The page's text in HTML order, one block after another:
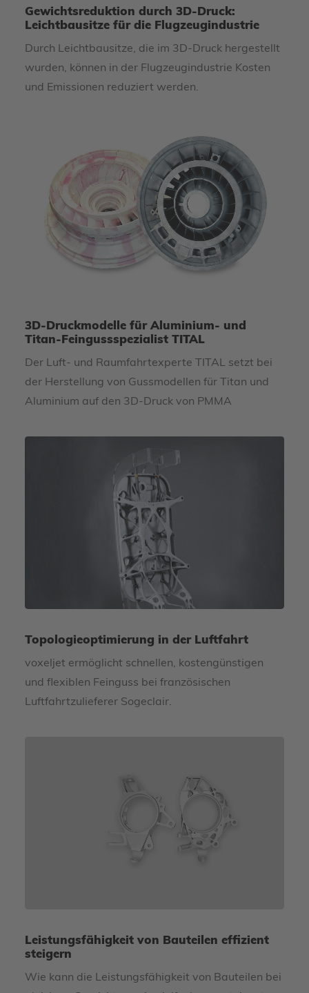
Gewichtsreduktion durch 3D-Druck:
Leichtbausitze für die Flugzeugindustrie
Durch Leichtbausitze, die im 3D-Druck hergestellt
wurden, können in der Flugzeugindustrie Kosten
und Emissionen reduziert werden.
3D-Druckmodelle für Aluminium- und
Titan-Feingussspezialist TITAL
Der Luft- und Raumfahrtexperte TITAL setzt bei
der Herstellung von Gussmodellen für Titan und
Aluminium auf den 3D-Druck von PMMA
Topologieoptimierung in der Luftfahrt
voxeljet ermöglicht schnellen, kostengünstigen
und flexiblen Feinguss bei französischen
Luftfahrtzulieferer Sogeclair.
Leistungsfähigkeit von Bauteilen effizient
steigern
Wie kann die Leistungsfähigkeit von Bauteilen bei